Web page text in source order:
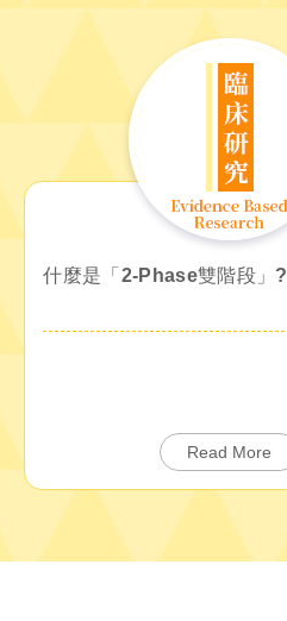
什麼是「2-Phase雙階段」?
Read More